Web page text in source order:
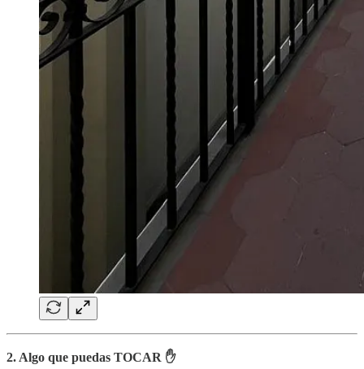
2. Algo que puedas TOCAR ✋